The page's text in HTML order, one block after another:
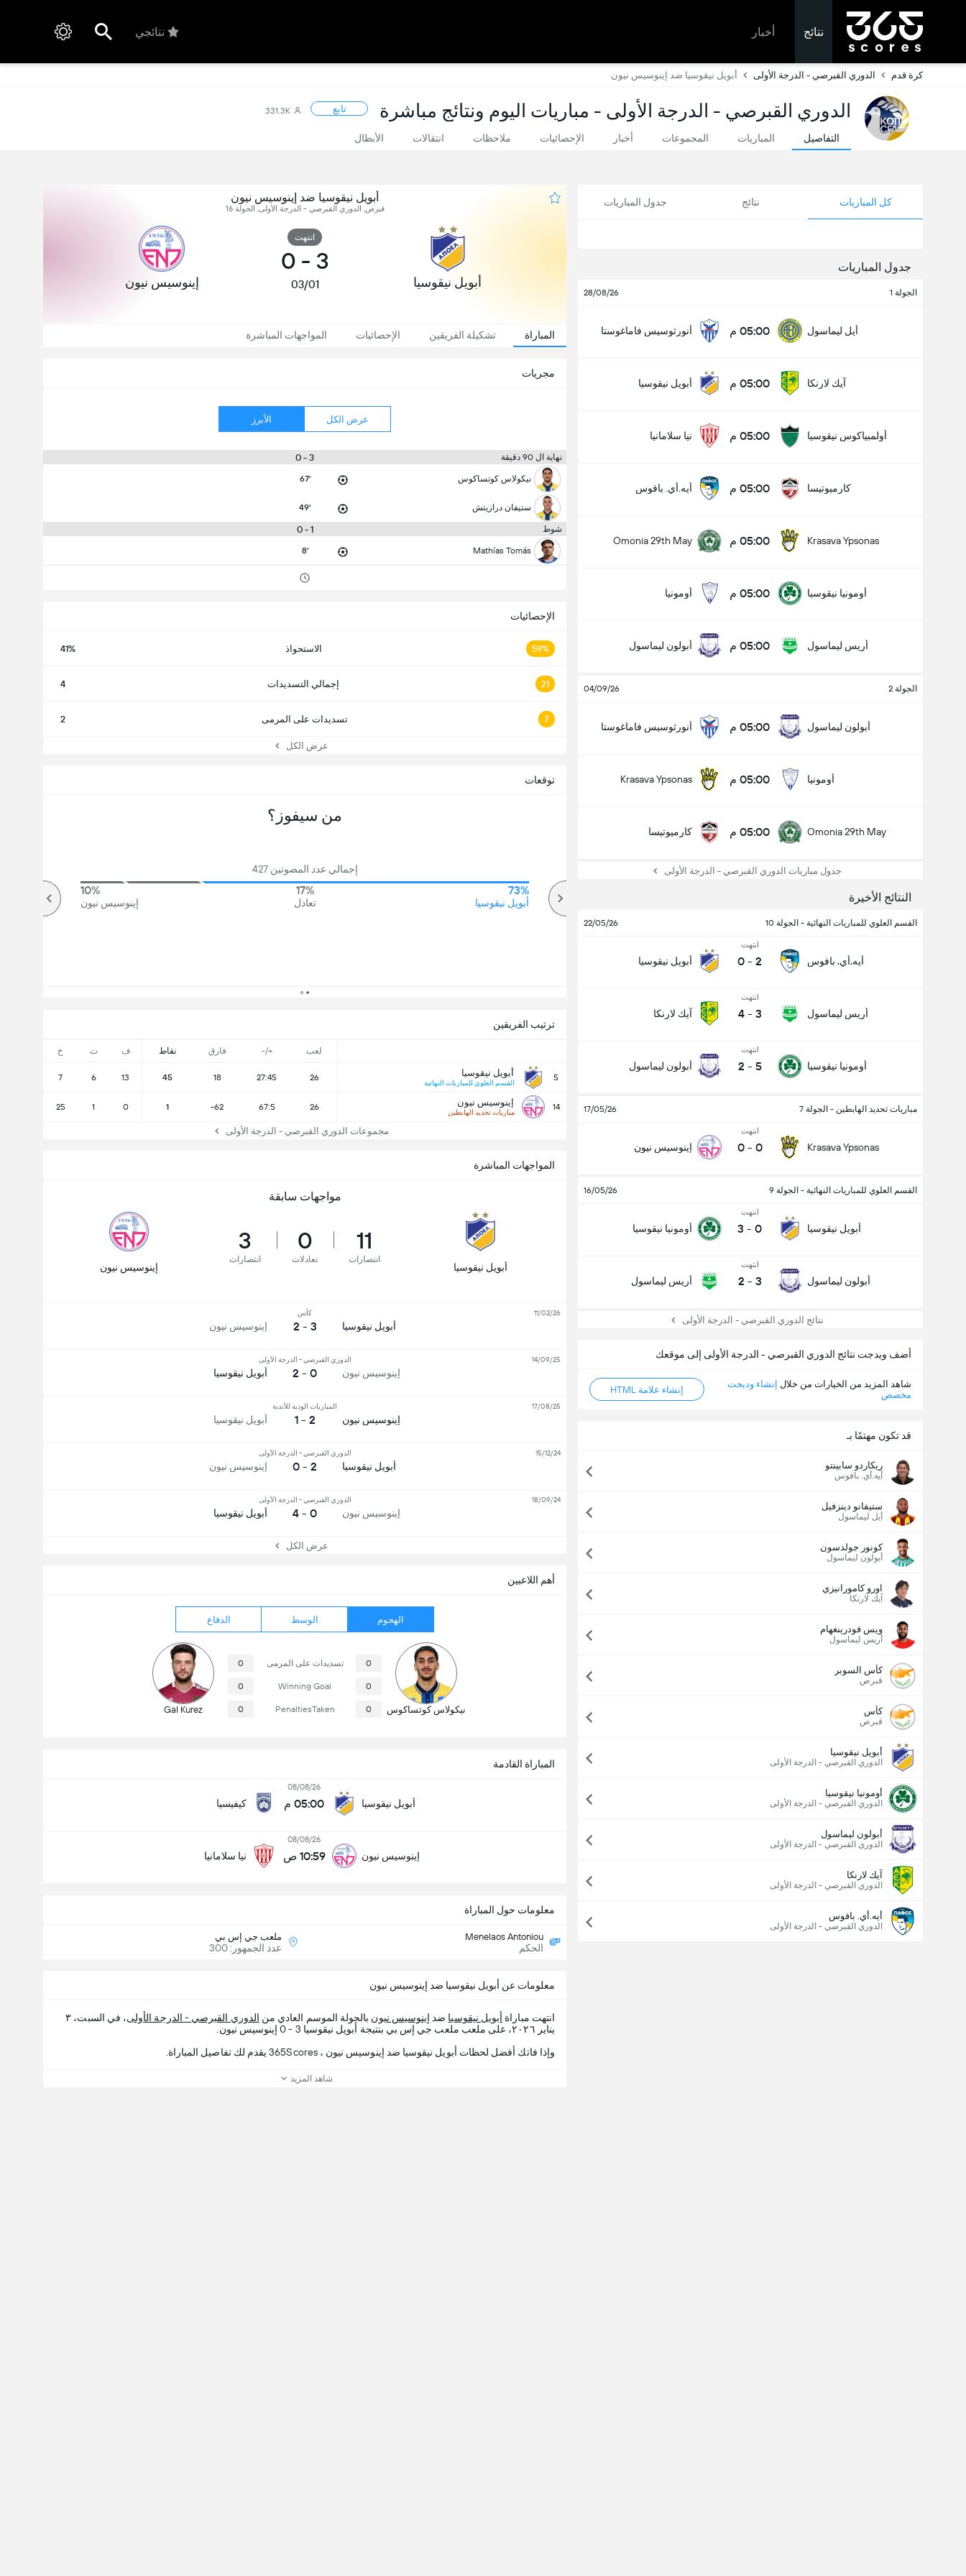
نتائج أخبار نتائجي
كرة قدم الدوري القبرصي - الدرجة الأولى أبويل نيقوسيا ضد إينوسيس نيون
الدوري القبرصي - الدرجة الأولى - مباريات اليوم ونتائج مباشرة تابع 331.3K
التفاصيل المباريات المجموعات أخبار الإحصائيات ملاحظات انتقالات الأبطال
كل المباريات نتائج جدول المباريات
جدول المباريات
الجولة 1 28/08/26
أيل ليماسول 05:00 م أنورثوسيس فاماغوستا
آيك لارنكا 05:00 م أبويل نيقوسيا
أولمبياكوس نيقوسيا 05:00 م نيا سلامانيا
كارميوتيسا 05:00 م أيه.أي. بافوس
Krasava Ypsonas 05:00 م Omonia 29th May
أومونيا نيقوسيا 05:00 م أومونيا
أريس ليماسول 05:00 م أبولون ليماسول
الجولة 2 04/09/26
أبولون ليماسول 05:00 م أنورثوسيس فاماغوستا
أومونيا 05:00 م Krasava Ypsonas
Omonia 29th May 05:00 م كارميوتيسا
جدول مباريات الدوري القبرصي - الدرجة الأولى
النتائج الأخيرة
القسم العلوي للمباريات النهائية - الجولة 10 22/05/26
أيه.أي. بافوس
انتهت
2
-
0 أبويل نيقوسيا
أريس ليماسول
انتهت
3
-
4 آيك لارنكا
أومونيا نيقوسيا
انتهت
5
-
2 أبولون ليماسول
مباريات تحديد الهابطين - الجولة 7 17/05/26
Krasava Ypsonas
انتهت
0
-
0 إينوسيس نيون
القسم العلوي للمباريات النهائية - الجولة 9 16/05/26
أبويل نيقوسيا
انتهت
0
-
3 أومونيا نيقوسيا
أبولون ليماسول
انتهت
3
-
2 أريس ليماسول
نتائج الدوري القبرصي - الدرجة الأولى
أضف ويدجت نتائج الدوري القبرصي - الدرجة الأولى إلى موقعك
شاهد المزيد من الخيارات من خلال إنشاء وديجت
مخصص
إنشاء علامة HTML
قد تكون مهتمًا بـ
ريكاردو سابينتو
أيه.أي. بافوس
ستيفانو دينزفيل
أيل ليماسول
كونور جولدسون
أبولون ليماسول
اورو كامورانيزي
آيك لارنكا
ويس فودرينغهام
أريس ليماسول
كأس السوبر
قبرص
كأس
قبرص
أبويل نيقوسيا
الدوري القبرصي - الدرجة الأولى
أومونيا نيقوسيا
الدوري القبرصي - الدرجة الأولى
أبولون ليماسول
الدوري القبرصي - الدرجة الأولى
آيك لارنكا
الدوري القبرصي - الدرجة الأولى
أيه.أي. بافوس
الدوري القبرصي - الدرجة الأولى
أبويل نيقوسيا ضد إينوسيس نيون
قبرص, الدوري القبرصي - الدرجة الأولى, الجولة 16
أبويل نيقوسيا
انتهت
3
-
0
03/01 إينوسيس نيون
المباراة تشكيلة الفريقين الإحصائيات المواجهات المباشرة
مجريات
عرض الكل الأبرز
نهاية ال 90 دقيقة 3 - 0
نيكولاس كوتساكوس 67'
ستيفان درازيتش 49'
شوط 1 - 0
Mathías Tomás
8'
المباراة القادمة
أبويل نيقوسيا
08/08/26
05:00 م كيفيسيا
إينوسيس نيون
08/08/26
10:59 ص نيا سلامانيا
أهم اللاعبين
الهجوم الوسط الدفاع
نيكولاس كوتساكوس
0 تسديدات على المرمى 0
0
Winning Goal
0
0
PenaltiesTaken
0
Gal Kurez
الإحصائيات
59% الاستحواذ 41%
21 إجمالي التسديدات 4
7 تسديدات على المرمى 2
عرض الكل
معلومات حول المباراة
Menelaos Antoniou
الحكم
ملعب جي إس بي
عدد الجمهور: 300
ترتيب الفريقين
لعب +/- فارق نقاط ف ت خ
5 أبويل نيقوسيا
القسم العلوي للمباريات النهائية
26
27:45
18
45
13
6
7
14 إينوسيس نيون
مباريات تحديد الهابطين
26
67:5
-62
1
0
1
25
مجموعات الدوري القبرصي - الدرجة الأولى
توقعات
من سيفوز؟
إجمالي عدد المصوتين 427
73%
أبويل نيقوسيا
17%
تعادل
10%
إينوسيس نيون
المواجهات المباشرة
مواجهات سابقة
أبويل نيقوسيا
11
انتصارات
0
تعادلات
3
انتصارات
إينوسيس نيون
أبويل نيقوسيا
كأس
3 - 2 إينوسيس نيون
11/02/26
إينوسيس نيون
الدوري القبرصي - الدرجة الأولى
0 - 2 أبويل نيقوسيا
14/09/25
إينوسيس نيون
المباريات الودية للأندية
2 - 1 أبويل نيقوسيا
17/08/25
أبويل نيقوسيا
الدوري القبرصي - الدرجة الأولى
2 - 0 إينوسيس نيون
15/12/24
إينوسيس نيون
الدوري القبرصي - الدرجة الأولى
0 - 4 أبويل نيقوسيا
18/09/24
عرض الكل
معلومات عن أبويل نيقوسيا ضد إينوسيس نيون
انتهت مباراة أبويل نيقوسيا ضد إينوسيس نيون بالجولة الموسم العادي من الدوري القبرصي - الدرجة الأولى
، في السبت، ٣
يناير ٢٠٢٦، على ملعب ملعب جي إس بي بنتيجة أبويل نيقوسيا 3 - 0 إينوسيس نيون.
وإذا فاتك أفضل لحظات أبويل نيقوسيا ضد إينوسيس نيون ، 365Scores يقدم لك تفاصيل المباراة.
شاهد المزيد